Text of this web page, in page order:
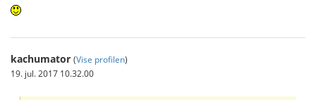
kachumator (Vise profilen)
19. jul. 2017 10.32.00